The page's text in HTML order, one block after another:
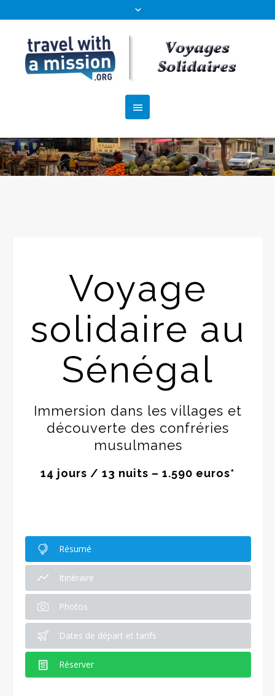
Voyage
solidaire au
Sénégal
Immersion dans les villages et
découverte des confréries
musulmanes
14 jours / 13 nuits – 1.590 euros*
Résumé
Itinéraire
Photos
Dates de départ et tarifs
Réserver